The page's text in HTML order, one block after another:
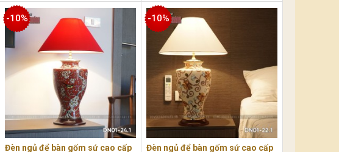
Đèn ngủ để bàn gốm sứ cao cấp
-10%
Đèn ngủ để bàn gốm sứ cao cấp
-10%